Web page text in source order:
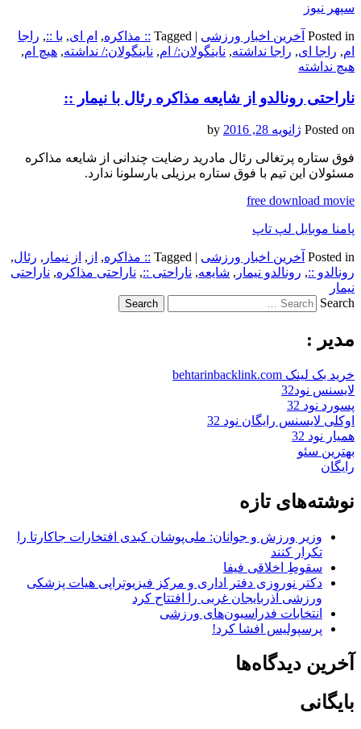
سپهر نیوز
Posted in آخرین اخبار ورزشی |
Tagged :: مذاکره, ام ای, با ::, راجا
ام, راجا ای, راجا نداشته, ناینگولان:/ ام, ناینگولان:/ نداشته, هیچ ام,
هیچ نداشته
ناراحتی رونالدو از شایعه مذاکره رئال با نیمار ::
Posted on ژانویه 28, 2016
فوق ستاره پرتغالی رئال مادرید رضایت چندانی از شایعه مذاکره
مسئولان این تیم با فوق ستاره برزیلی بارسلونا ندارد.
free download movie
پامنا موبایل لپ تاپ
Posted in آخرین اخبار ورزشی Tagged :: مذاکره, از , از نیمار , رئال,
رونالدو ::, رونالدو نیمار , شایعه, ناراحتی ::, ناراحتی مذاکره, ناراحتی
نیمار
Search
مدیر :
خرید بک لینک behtarinbacklink.com
لایسنس نود32
پسورد نود 32
اوکلی لایسنس رایگان نود 32
همیار نود 32
بهترین سئو
رایگان
نوشته‌های تازه
وزیر ورزش و جوانان: ملی‌پوشان کبدی افتخارات جاکارتا را
تکرار کنند
سقوطِ اخلاقی فیفا
دکتر نوروزی دفتر اداری و مرکز فیزیوتراپی هیات پزشکی
ورزشی آذربایجان غربی را افتتاح کرد
انتخابات فدراسیون‌های ورزشی
پرسپولیس افشا کرد!
آخرین دیدگاه‌ها
بایگانی